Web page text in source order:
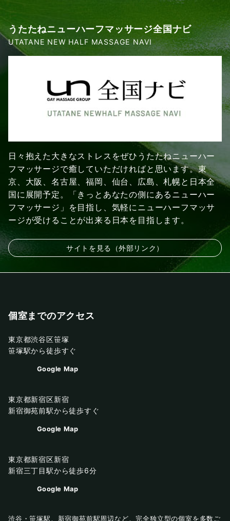
うたたねニューハーフマッサージ全国ナビ
UTATANE NEW HALF MASSAGE NAVI
日々抱えた大きなストレスをぜひうたたねニューハー
フマッサージで癒していただければと思います。東
京、大阪、名古屋、福岡、仙台、広島、札幌と日本全
国に展開予定。「きっとあなたの側にあるニューハー
フマッサージ」を目指し、気軽にニューハーフマッサ
ージが受けることが出来る日本を目指します。
サイトを見る（外部リンク）
個室までのアクセス
東京都渋谷区笹塚
笹塚駅から徒歩すぐ
Google Map
東京都新宿区新宿
新宿御苑前駅から徒歩すぐ
Google Map
東京都新宿区新宿
新宿三丁目駅から徒歩6分
Google Map
渋谷・笹塚駅、新宿御苑前駅周辺など、完全独立型の個室を多数ご